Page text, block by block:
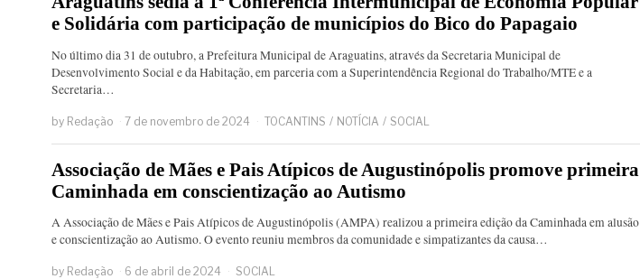
e Solidária com participação de municípios do Bico do Papagaio
No último dia 31 de outubro, a Prefeitura Municipal de Araguatins, através da Secretaria Municipal de
Desenvolvimento Social e da Habitação, em parceria com a Superintendência Regional do Trabalho/MTE e a
Secretaria…
by Redação 7 de novembro de 2024 TOCANTINS / NOTÍCIA / SOCIAL
Associação de Mães e Pais Atípicos de Augustinópolis promove primeira
Caminhada em conscientização ao Autismo
A Associação de Mães e Pais Atípicos de Augustinópolis (AMPA) realizou a primeira edição da Caminhada em alusão
e conscientização ao Autismo. O evento reuniu membros da comunidade e simpatizantes da causa…
by Redação 6 de abril de 2024 SOCIAL